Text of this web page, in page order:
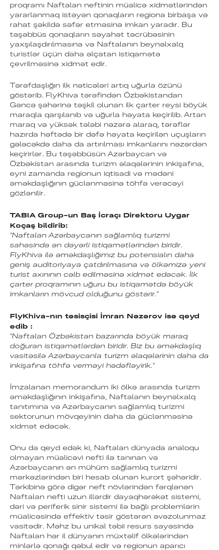
proqramı Naftalan neftinin müalicə xidmətlərindən
yararlanmaq istəyən qonaqların regiona birbaşa və
rahat şəkildə səfər etməsinə imkan yaradır. Bu
təşəbbüs qonaqların səyahət təcrübəsinin
yaxşılaşdırılmasına və Naftalanın beynəlxalq
turistlər üçün daha əlçatan istiqamətə
çevrilməsinə xidmət edir.
Tərəfdaşlığın ilk nəticələri artıq uğurla özünü
göstərib. FlyKhiva tərəfindən Özbəkistandan
Gəncə şəhərinə təşkil olunan ilk çarter reysi böyük
maraqla qarşılanıb və uğurla həyata keçirilib. Artan
maraq və yüksək tələbi nəzərə alaraq, tərəflər
hazırda həftədə bir dəfə həyata keçirilən uçuşların
gələcəkdə daha da artırılması imkanlarını nəzərdən
keçirirlər. Bu təşəbbüsün Azərbaycan və
Özbəkistan arasında turizm əlaqələrinin inkişafına,
eyni zamanda regionun iqtisadi və mədəni
əməkdaşlığının güclənməsinə töhfə verəcəyi
gözlənilir.
TABIA Group-un Baş İcraçı Direktoru Uygar
Koçaş bildirib:
"Naftalan Azərbaycanın sağlamlıq turizmi
sahəsində ən dəyərli istiqamətlərindən biridir.
FlyKhiva ilə əməkdaşlığımız bu potensialın daha
geniş auditoriyaya çatdırılmasına və ölkəmizə yeni
turist axınının cəlb edilməsinə xidmət edəcək. İlk
çarter proqramının uğuru bu istiqamətdə böyük
imkanların mövcud olduğunu göstərir."
FlyKhiva-nın təsisçisi İmran Nəzərov isə qeyd
edib :
"Naftalan Özbəkistan bazarında böyük maraq
doğuran istiqamətlərdən biridir. Biz bu əməkdaşlıq
vasitəsilə Azərbaycanla turizm əlaqələrinin daha da
inkişafına töhfə verməyi hədəfləyirik."
İmzalanan memorandum iki ölkə arasında turizm
əməkdaşlığının inkişafına, Naftalanın beynəlxalq
tanıtımına və Azərbaycanın sağlamlıq turizmi
sektorunun mövqeyinin daha da güclənməsinə
xidmət edəcək.
Onu da qeyd edək ki, Naftalan dünyada analoqu
olmayan müalicəvi nefti ilə tanınan və
Azərbaycanın ən mühüm sağlamlıq turizmi
mərkəzlərindən biri hesab olunan kurort şəhəridir.
Tərkibinə görə digər neft növlərindən fərqlənən
Naftalan nefti uzun illərdir dayaqhərəkət sistemi,
dəri və periferik sinir sistemi ilə bağlı problemlərin
müalicəsində effektiv təsir göstərən əvəzolunmaz
vasitədir. Məhz bu unikal təbii resurs sayəsində
Naftalan hər il dünyanın müxtəlif ölkələrindən
minlərlə qonağı qəbul edir və regionun aparıcı